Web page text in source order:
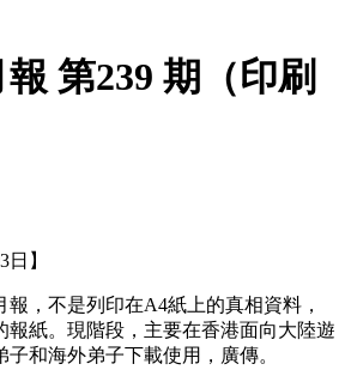
報 第239 期（印刷
日】
報，不是列印在A4紙上的真相資料，
報紙。現階段，主要在香港面向大陸遊
和海外弟子下載使用，廣傳。